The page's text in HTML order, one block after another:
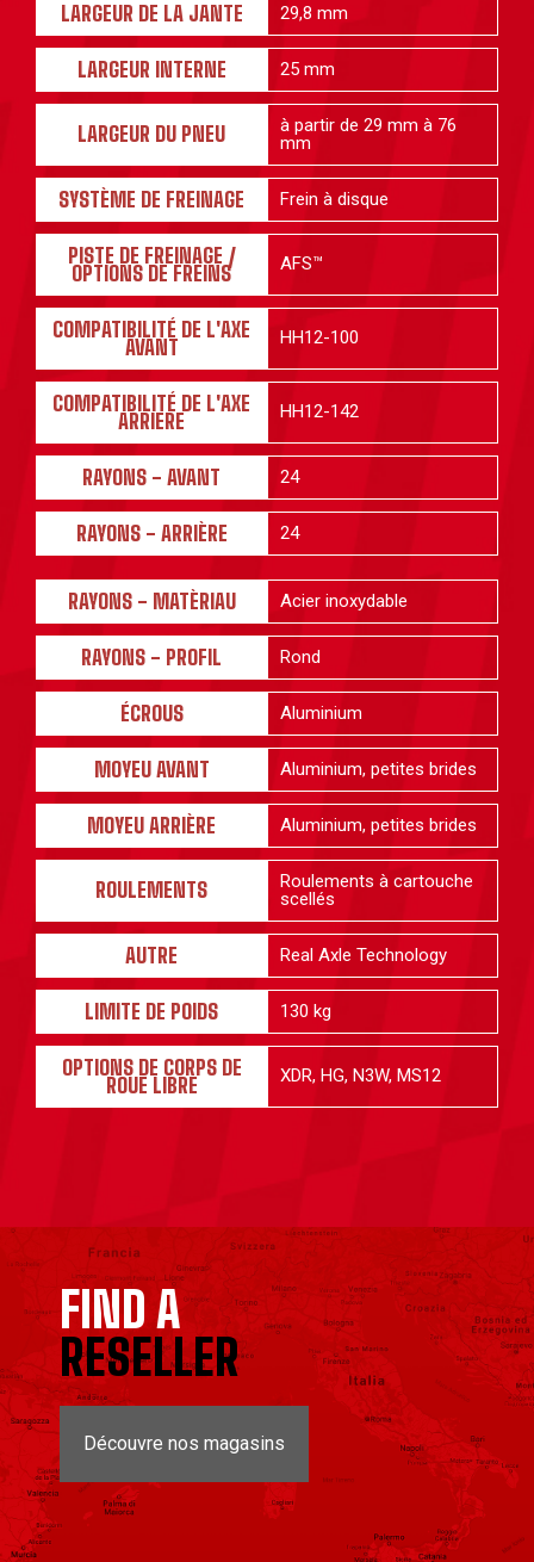
LARGEUR DE LA JANTE 29,8 mm
LARGEUR INTERNE 25 mm
LARGEUR DU PNEU
à partir de 29 mm à 76
mm
SYSTÈME DE FREINAGE Frein à disque
PISTE DE FREINAGE /
OPTIONS DE FREINS AFS™
COMPATIBILITÉ DE L'AXE
AVANT HH12-100
COMPATIBILITÉ DE L'AXE
ARRIERE HH12-142
RAYONS - AVANT 24
RAYONS - ARRIÈRE 24
RAYONS - MATÈRIAU Acier inoxydable
RAYONS - PROFIL Rond
ÉCROUS Aluminium
MOYEU AVANT Aluminium, petites brides
MOYEU ARRIÈRE Aluminium, petites brides
ROULEMENTS
Roulements à cartouche
scellés
AUTRE Real Axle Technology
LIMITE DE POIDS 130 kg
OPTIONS DE CORPS DE
ROUE LIBRE XDR, HG, N3W, MS12
FIND A
RESELLER
Découvre nos magasins